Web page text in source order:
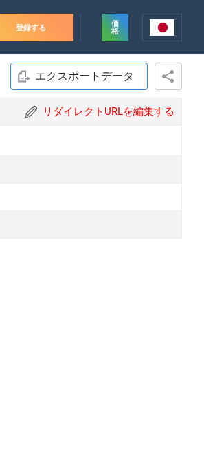
登録する
価
格
エクスポートデータ
リダイレクトURLを編集する